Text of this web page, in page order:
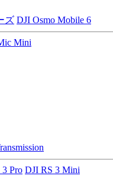
ズ DJI Osmo Mobile 6
Mini
Pro DJI RS 3 Mini